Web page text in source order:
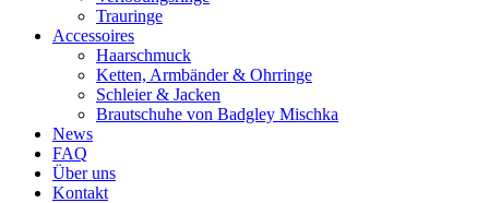
Trauringe
Accessoires
Haarschmuck
Ketten, Armbänder & Ohrringe
Schleier & Jacken
Brautschuhe von Badgley Mischka
News
FAQ
Über uns
Kontakt